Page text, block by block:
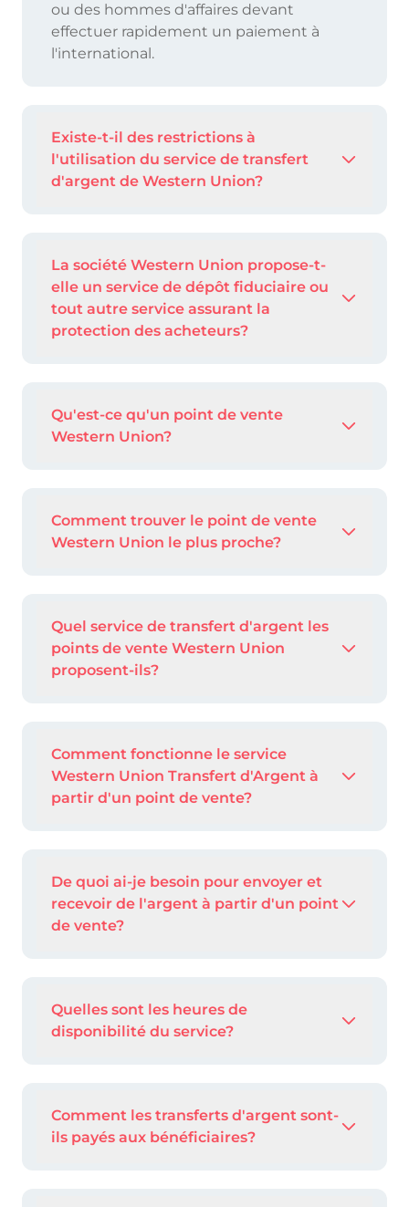
ou des hommes d'affaires devant
effectuer rapidement un paiement à
l'international.
Existe-t-il des restrictions à
l'utilisation du service de transfert
d'argent de Western Union?
La société Western Union propose-t-
elle un service de dépôt fiduciaire ou
tout autre service assurant la
protection des acheteurs?
Qu'est-ce qu'un point de vente
Western Union?
Comment trouver le point de vente
Western Union le plus proche?
Quel service de transfert d'argent les
points de vente Western Union
proposent-ils?
Comment fonctionne le service
Western Union Transfert d'Argent à
partir d'un point de vente?
De quoi ai-je besoin pour envoyer et
recevoir de l'argent à partir d'un point
de vente?
Quelles sont les heures de
disponibilité du service?
Comment les transferts d'argent sont-
ils payés aux bénéficiaires?